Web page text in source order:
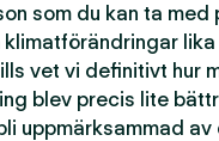
som du kan ta med
klimatförändringar
vet vi definitivt hur
blev precis lite
uppmärksammad